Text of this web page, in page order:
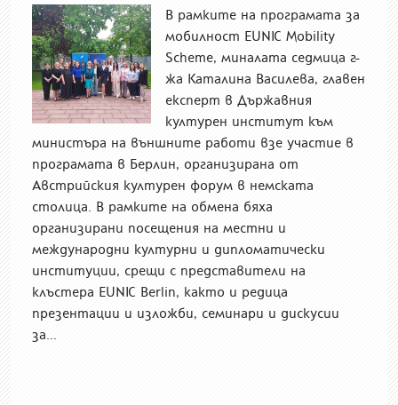
В рамките на програмата за
мобилност EUNIC Mobility
Scheme, миналата седмица г-
жа Каталина Василева, главен
експерт в Държавния
културен институт към
министъра на външните работи взе участие в
програмата в Берлин, организирана от
Австрийския културен форум в немската
столица. В рамките на обмена бяха
организирани посещения на местни и
международни културни и дипломатически
институции, срещи с представители на
клъстера EUNIC Berlin, както и редица
презентации и изложби, семинари и дискусии
за...